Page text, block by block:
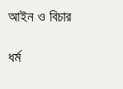
আইন ও বিচার
ধর্ম